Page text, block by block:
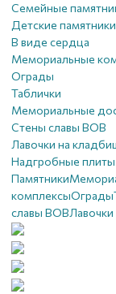
Семейные
Детские памятники
В виде сердца
Мемориальные
Ограды
Таблички
Мемориальные
Стены славы ВОВ
Лавочки на
Надгробные плиты
Памятники
комплексыОграды
славы ВОВ